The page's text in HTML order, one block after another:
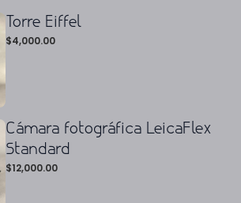
Torre Eiffel
$4,000.00
Cámara fotográfica LeicaFlex
Standard
$12,000.00